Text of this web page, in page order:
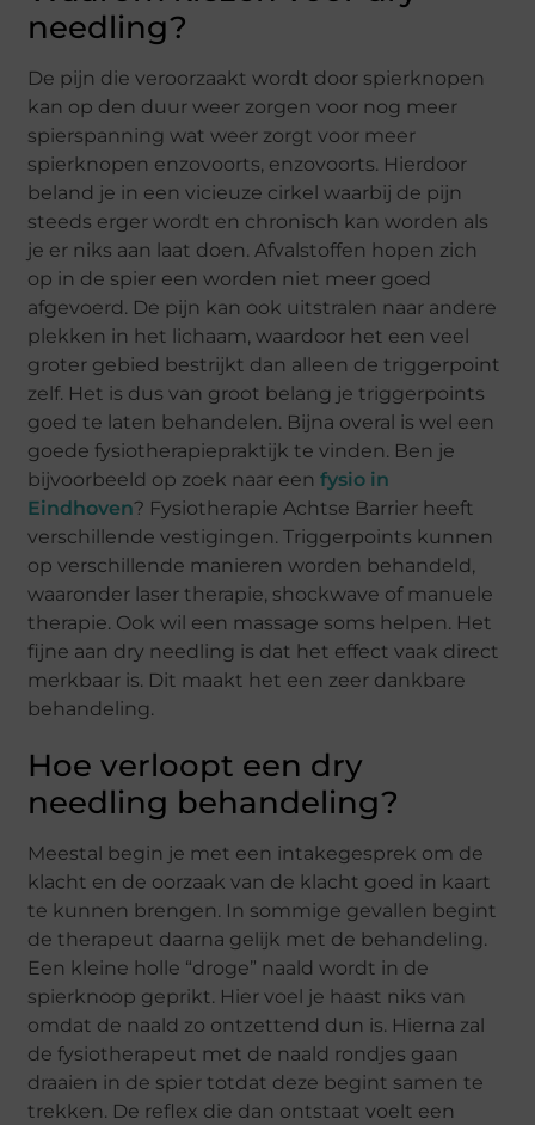
needling?
De pijn die veroorzaakt wordt door spierknopen
kan op den duur weer zorgen voor nog meer
spierspanning wat weer zorgt voor meer
spierknopen enzovoorts, enzovoorts. Hierdoor
beland je in een vicieuze cirkel waarbij de pijn
steeds erger wordt en chronisch kan worden als
je er niks aan laat doen. Afvalstoffen hopen zich
op in de spier een worden niet meer goed
afgevoerd. De pijn kan ook uitstralen naar andere
plekken in het lichaam, waardoor het een veel
groter gebied bestrijkt dan alleen de triggerpoint
zelf. Het is dus van groot belang je triggerpoints
goed te laten behandelen. Bijna overal is wel een
goede fysiotherapiepraktijk te vinden. Ben je
bijvoorbeeld op zoek naar eenfysio in
Eindhoven? Fysiotherapie Achtse Barrier heeft
verschillende vestigingen. Triggerpoints kunnen
op verschillende manieren worden behandeld,
waaronder laser therapie, shockwave of manuele
therapie. Ook wil een massage soms helpen. Het
fijne aan dry needling is dat het effect vaak direct
merkbaar is. Dit maakt het een zeer dankbare
behandeling.
Hoe verloopt een dry
needling behandeling?
Meestal begin je met een intakegesprek om de
klacht en de oorzaak van de klacht goed in kaart
te kunnen brengen. In sommige gevallen begint
de therapeut daarna gelijk met de behandeling.
Een kleine holle “droge” naald wordt in de
spierknoop geprikt. Hier voel je haast niks van
omdat de naald zo ontzettend dun is. Hierna zal
de fysiotherapeut met de naald rondjes gaan
draaien in de spier totdat deze begint samen te
trekken. De reflex die dan ontstaat voelt een